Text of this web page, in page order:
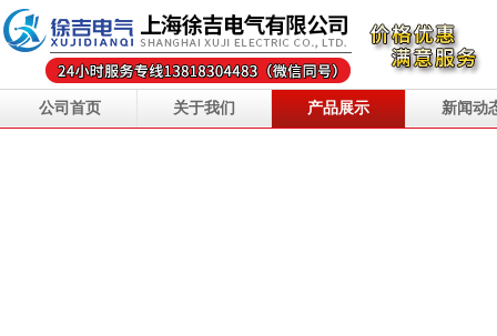
公司首页 关于我们 产品展示 新闻动